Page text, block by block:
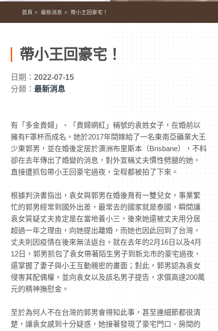
首頁 最新消息 帶小王回豪宅！
帶小王回豪宅！
日期：2022-07-15
分類： 最新消息
有「多金貴婦」、「貴婦網紅」稱號的袁姓女子，在婚前以
擁有F罩杯而成名，她於2017年間嫁給了一名東南亞礦業大王
少東郭男，並在婚後定居於澳洲布里斯本（Brisbane），不料
卻在去年傳出了婚變的消息，對外宣稱丈夫慣性劈腿的她，
直接遭抓包帶小王回豪宅過夜，全程都被拍了下來。
根據判決書指出，袁女與郭男在婚後育有一雙兒女，事業繁
忙的郭男經常到國外出差，最常去的國家就是泰國，瞬間讓
袁女質疑丈夫肯定是在當地養小三，後來她還被丈夫用分居
超過一年之理由，向她提出離婚，而她也因此回到了台灣，
丈夫則因疫情在後來無法返台。就在去年的2月16日以及4月
12日，郭男抓包了袁女帶著陌生男子到新北市的豪宅過夜，
還掌握了妻子與小王互動親密的畫面；對此，郭男認為袁女
侵害其配偶權，並向袁女以及該名男子提告，求償高達200萬
元的精神撫慰金。
至於為何人不在台灣的郭男會得知此事，甚至連細節都很清
楚，讓袁女感到十分疑惑，她接著發現了豪宅門口、房間的